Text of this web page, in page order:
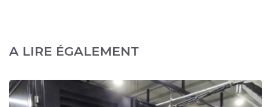
A LIRE ÉGALEMENT